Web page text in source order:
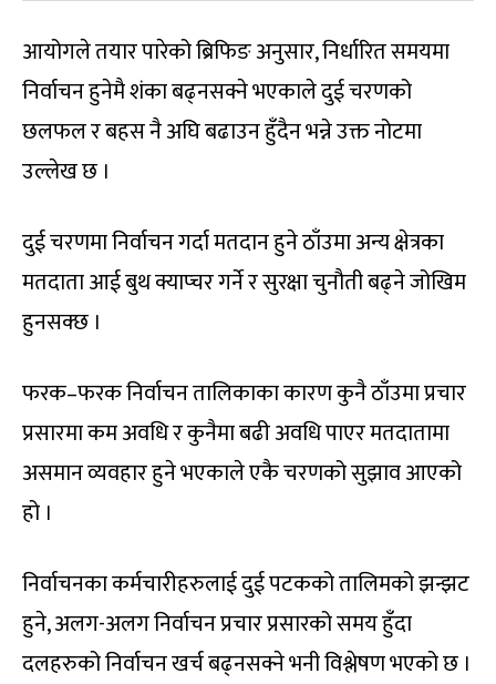
आयोगले तयार पारेको ब्रिफिङ अनुसार, निर्धारित समयमा
निर्वाचन हुनेमै शंका बढ्नसक्ने भएकाले दुई चरणको
छलफल र बहस नै अघि बढाउन हुँदैन भन्ने उक्त नोटमा
उल्लेख छ ।
दुई चरणमा निर्वाचन गर्दा मतदान हुने ठाँउमा अन्य क्षेत्रका
मतदाता आई बुथ क्याप्चर गर्ने र सुरक्षा चुनौती बढ्ने जोखिम
हुनसक्छ ।
फरक–फरक निर्वाचन तालिकाका कारण कुनै ठाँउमा प्रचार
प्रसारमा कम अवधि र कुनैमा बढी अवधि पाएर मतदातामा
असमान व्यवहार हुने भएकाले एकै चरणको सुझाव आएको
हो ।
निर्वाचनका कर्मचारीहरुलाई दुई पटकको तालिमको झन्झट
हुने, अलग-अलग निर्वाचन प्रचार प्रसारको समय हुँदा
दलहरुको निर्वाचन खर्च बढ्नसक्ने भनी विश्लेषण भएको छ ।